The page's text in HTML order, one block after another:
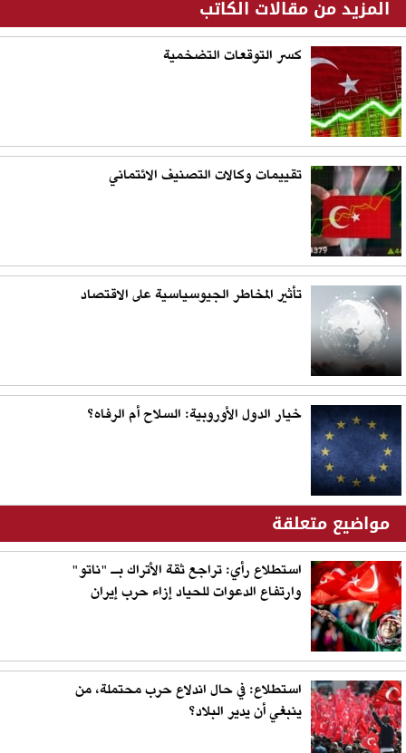
المزيد من مقالات الكاتب
كسر التوقعات التضخمية
تقييمات وكالات التصنيف الائتماني
تأثير المخاطر الجيوسياسية على الاقتصاد
خيار الدول الأوروبية: السلاح أم الرفاه؟
مواضيع متعلقة
استطلاع رأي: تراجع ثقة الأتراك بـ "ناتو"
وارتفاع الدعوات للحياد إزاء حرب إيران
استطلاع: في حال اندلاع حرب محتملة، من
ينبغي أن يدير البلاد؟